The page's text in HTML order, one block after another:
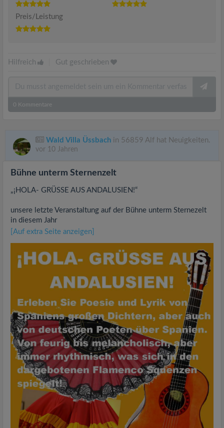
Preis/Leistung
Hilfreich Gut geschrieben
0 Kommentare
Wald Villa Üssbach in 56859 Alf hat Neuigkeiten.
vor 10 Jahren
Bühne unterm Sternenzelt
„¡HOLA- GRÜSSE AUS ANDALUSIEN!“
unsere letzte Veranstaltung auf der Bühne unterm Sternezelt
in diesem Jahr
[Auf extra Seite anzeigen]